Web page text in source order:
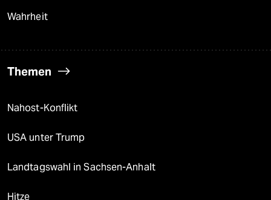
Wahrheit
Themen
Nahost-Konflikt
USA unter Trump
Landtagswahl in Sachsen-Anhalt
Hitze